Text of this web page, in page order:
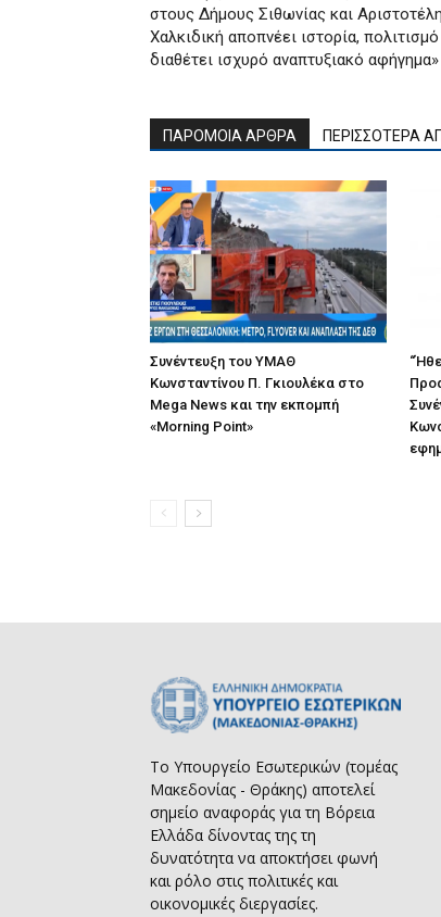
στους Δήμους Σιθωνίας και
Χαλκιδική αποπνέει ιστορία, πολιτισμό
διαθέτει ισχυρό αναπτυξιακό αφήγημα»
ΠΑΡΟΜΟΙΑ ΑΡΘΡΑ ΠΕΡΙΣΣΟΤΕΡΑ
Συνέντευξη του ΥΜΑΘ
Κωνσταντίνου Π. Γκιουλέκα στο
Mega News και την εκπομπή
«Morning Point»
Το Υπουργείο Εσωτερικών (τομέας
Μακεδονίας - Θράκης) αποτελεί
σημείο αναφοράς για τη Βόρεια
Ελλάδα δίνοντας της τη
δυνατότητα να αποκτήσει φωνή
και ρόλο στις πολιτικές και
οικονομικές διεργασίες.